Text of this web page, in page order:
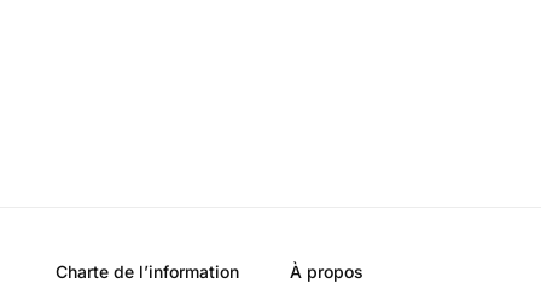
Charte de l’information À propos